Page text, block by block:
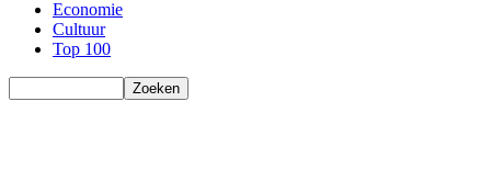
Economie
Cultuur
Top 100